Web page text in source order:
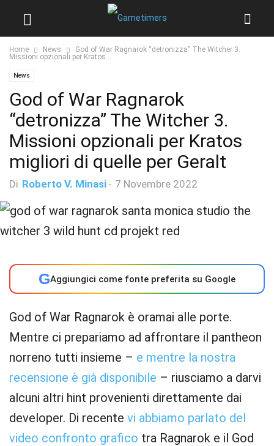
Home News
God of War Ragnarok “detronizza” The Witcher 3.
Missioni opzionali per Kratos...
News
God of War Ragnarok
“detronizza” The Witcher 3.
Missioni opzionali per Kratos
migliori di quelle per Geralt
Di Roberto V. Minasi - 7 Novembre 2022
GAggiungici come fonte preferita su Google
God of War Ragnarok è oramai alle porte.
Mentre ci prepariamo ad affrontare il pantheon
norreno tutti insieme – e mentre la nostra
recensione è già disponibile – riusciamo a darvi
alcuni altri hint provenienti direttamente dai
developer. Di recente vi abbiamo parlato del
video confronto grafico tra Ragnarok e il God